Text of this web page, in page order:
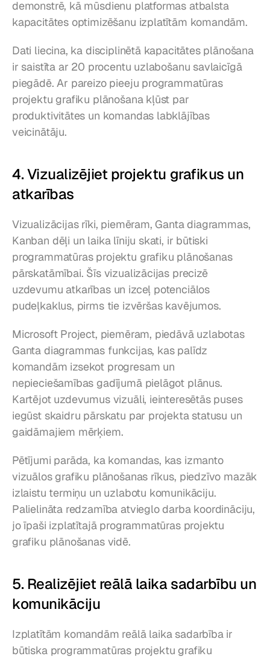
demonstrē, kā mūsdienu platformas atbalsta
kapacitātes optimizēšanu izplatītām komandām.
Dati liecina, ka disciplinētā kapacitātes plānošana
ir saistīta ar 20 procentu uzlabošanu savlaicīgā
piegādē. Ar pareizo pieeju programmatūras
projektu grafiku plānošana kļūst par
produktivitātes un komandas labklājības
veicinātāju.
4. Vizualizējiet projektu grafikus un
atkarības
Vizualizācijas rīki, piemēram, Ganta diagrammas,
Kanban dēļi un laika līniju skati, ir būtiski
programmatūras projektu grafiku plānošanas
pārskatāmībai. Šīs vizualizācijas precizē
uzdevumu atkarības un izceļ potenciālos
pudeļkaklus, pirms tie izvēršas kavējumos.
Microsoft Project, piemēram, piedāvā uzlabotas
Ganta diagrammas funkcijas, kas palīdz
komandām izsekot progresam un
nepieciešamības gadījumā pielāgot plānus.
Kartējot uzdevumus vizuāli, ieinteresētās puses
iegūst skaidru pārskatu par projekta statusu un
gaidāmajiem mērķiem.
Pētījumi parāda, ka komandas, kas izmanto
vizuālos grafiku plānošanas rīkus, piedzīvo mazāk
izlaistu termiņu un uzlabotu komunikāciju.
Palielināta redzamība atvieglo darba koordināciju,
jo īpaši izplatītajā programmatūras projektu
grafiku plānošanas vidē.
5. Realizējiet reālā laika sadarbību un
komunikāciju
Izplatītām komandām reālā laika sadarbība ir
būtiska programmatūras projektu grafiku